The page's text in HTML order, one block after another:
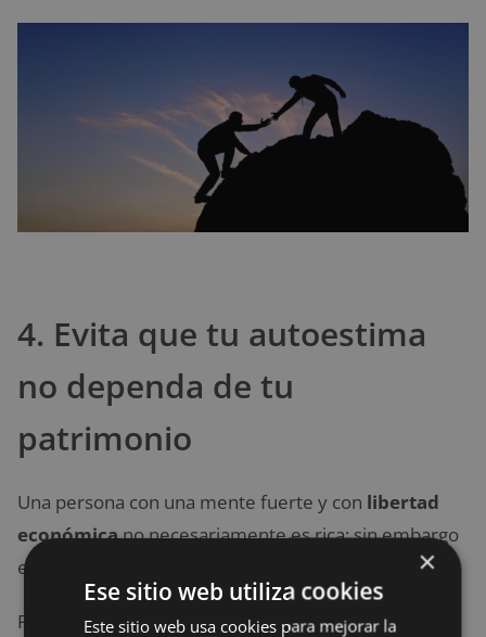
4. Evita que tu autoestima
no dependa de tu
patrimonio
Una persona con una mente fuerte y con libertad
económicano necesariamente es rica; sin embargo
está cómoda con el estilo de vida que lleva.
Por lo general, este tipo de persona se siente bien
×
Ese sitio web utiliza cookies
Este sitio web usa cookies para mejorar la